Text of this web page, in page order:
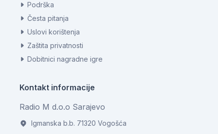
Podrška
Česta pitanja
Uslovi korištenja
Zaštita privatnosti
Dobitnici nagradne igre
Kontakt informacije
Radio M d.o.o Sarajevo
Igmanska b.b. 71320 Vogošća